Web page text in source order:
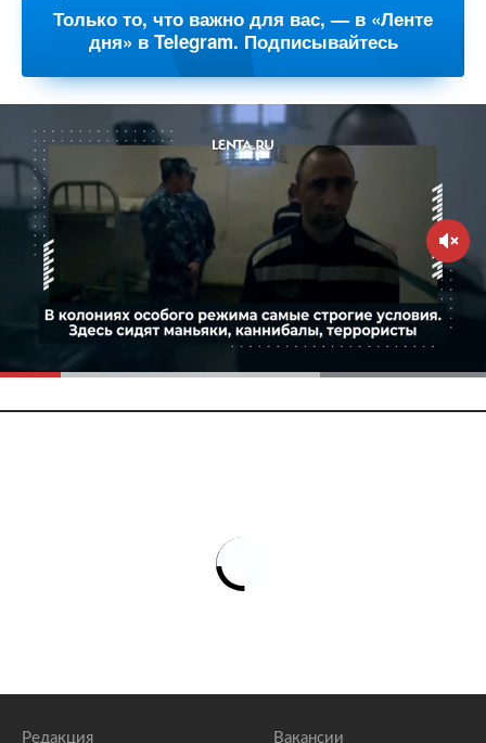
Только то, что важно для вас, — в «Ленте
дня» в Telegram. Подписывайтесь
Редакция Вакансии